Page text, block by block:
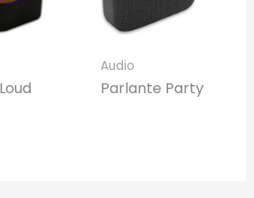
Audio
Parlante Party